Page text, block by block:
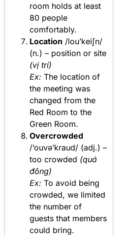
room holds at least
80 people
comfortably.
Location /lou’keiʃn/
(n.) – position or site
(vị trí)
Ex: The location of
the meeting was
changed from the
Red Room to the
Green Room.
Overcrowded
/’ouvə’kraud/ (adj.) –
too crowded (quá
đông)
Ex: To avoid being
crowded, we limited
the number of
guests that members
could bring.